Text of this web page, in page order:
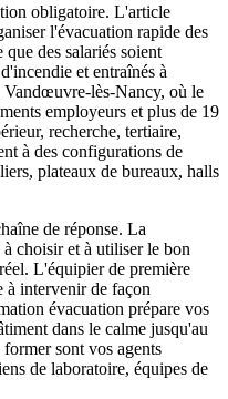
obligatoire. L'article
l'évacuation rapide des
des salariés soient
et entraînés à
lès-Nancy, où le
employeurs et plus de 19
recherche, tertiaire,
à des configurations de
plateaux de bureaux, halls
de réponse. La
choisir et à utiliser le bon
L'équipier de première
à intervenir de façon
évacuation prépare vos
dans le calme jusqu'au
sont vos agents
de laboratoire, équipes de